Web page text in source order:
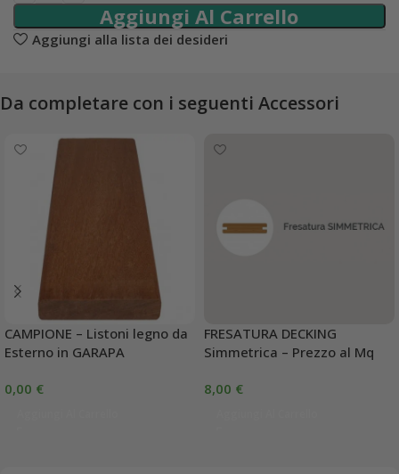
Aggiungi Al Carrello
Aggiungi alla lista dei desideri
Da completare con i seguenti Accessori
CAMPIONE – Listoni legno da
Esterno in GARAPA
0,00 €
FRESATURA DECKING
Simmetrica – Prezzo al Mq
8,00 €